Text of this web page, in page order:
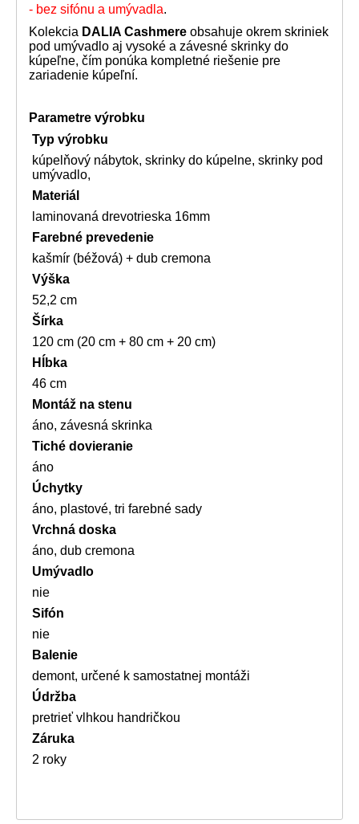
- bez sifónu a umývadla.
Kolekcia DALIA Cashmere obsahuje okrem skriniek
pod umývadlo aj vysoké a závesné skrinky do
kúpeľne, čím ponúka kompletné riešenie pre
zariadenie kúpeľní.
Parametre výrobku
Typ výrobku
kúpelňový nábytok, skrinky do kúpelne, skrinky pod
umývadlo,
Materiál
laminovaná drevotrieska 16mm
Farebné prevedenie
kašmír (béžová) + dub cremona
Výška
52,2 cm
Šírka
120 cm (20 cm + 80 cm + 20 cm)
Hĺbka
46 cm
Montáž na stenu
áno, závesná skrinka
Tiché dovieranie
áno
Úchytky
áno, plastové, tri farebné sady
Vrchná doska
áno, dub cremona
Umývadlo
nie
Sifón
nie
Balenie
demont, určené k samostatnej montáži
Údržba
pretrieť vlhkou handričkou
Záruka
2 roky